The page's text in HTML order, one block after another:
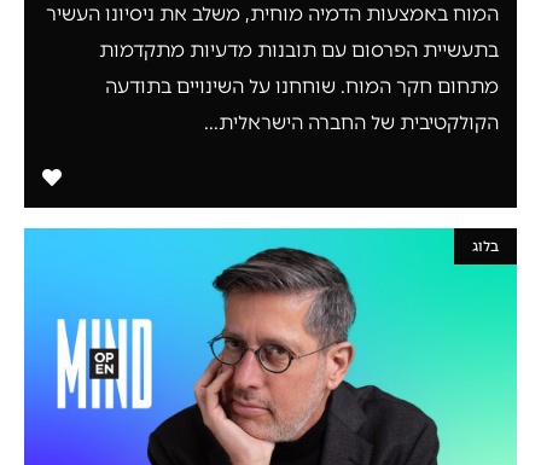
המוח באמצעות הדמיה מוחית, משלב את ניסיונו העשיר
בתעשיית הפרסום עם תובנות מדעיות מתקדמות
מתחום חקר המוח. שוחחנו על השינויים בתודעה
הקולקטיבית של החברה הישראלית...
בלוג